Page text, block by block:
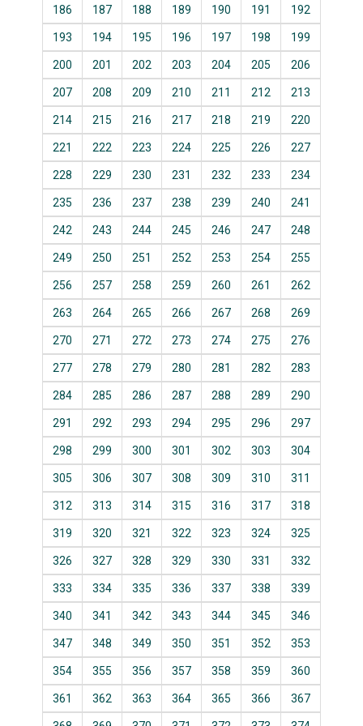
186 187 188 189 190 191 192
193 194 195 196 197 198 199
200 201 202 203 204 205 206
207 208 209 210 211 212 213
214 215 216 217 218 219 220
221 222 223 224 225 226 227
228 229 230 231 232 233 234
235 236 237 238 239 240 241
242 243 244 245 246 247 248
249 250 251 252 253 254 255
256 257 258 259 260 261 262
263 264 265 266 267 268 269
270 271 272 273 274 275 276
277 278 279 280 281 282 283
284 285 286 287 288 289 290
291 292 293 294 295 296 297
298 299 300 301 302 303 304
305 306 307 308 309 310 311
312 313 314 315 316 317 318
319 320 321 322 323 324 325
326 327 328 329 330 331 332
333 334 335 336 337 338 339
340 341 342 343 344 345 346
347 348 349 350 351 352 353
354 355 356 357 358 359 360
361 362 363 364 365 366 367